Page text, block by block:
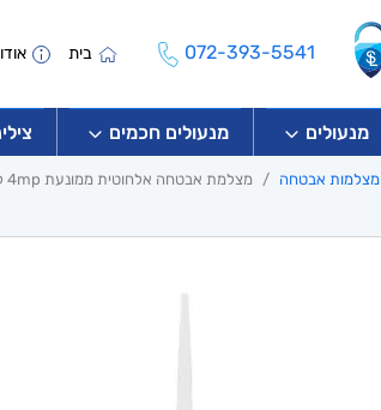
072-393-5541 בית
מנעולים מנעולים חכמים
מצלמות אבטחה מצלמת אבטחה אלחוטית ממונעת 4mp לתנאי חוץ